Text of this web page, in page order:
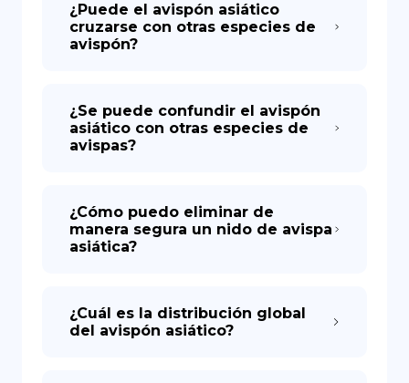
¿Puede el avispón asiático
cruzarse con otras especies de
avispón?
¿Se puede confundir el avispón
asiático con otras especies de
avispas?
¿Cómo puedo eliminar de
manera segura un nido de avispa
asiática?
¿Cuál es la distribución global
del avispón asiático?